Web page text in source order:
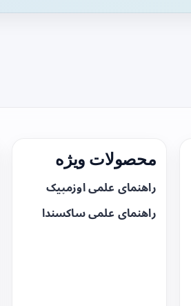
محصولات ویژه
راهنمای علمی اوزمپیک
راهنمای علمی ساکسندا